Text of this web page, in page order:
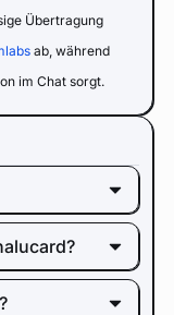
Übertragung
ab, während
im Chat sorgt.